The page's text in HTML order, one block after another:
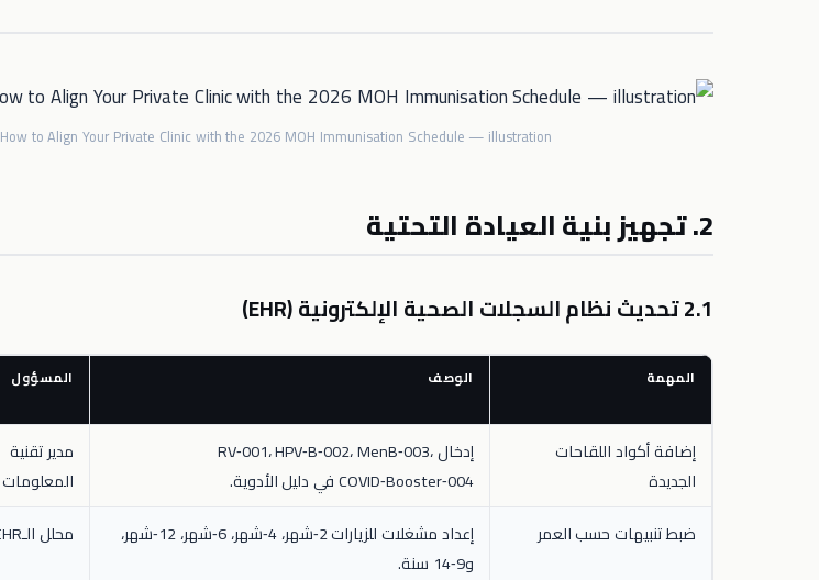
How to Align Your Private Clinic with the 2026 MOH Immunisation Schedule — illustration
2. تجهيز بنية العيادة التحتية
2.1 تحديث نظام السجلات الصحية الإلكترونية (EHR)
المهمة الوصف المسؤول
إضافة أكواد اللقاحات
الجديدة
إدخال RV‑001، HPV‑B‑002، MenB‑003،
COVID‑Booster‑004 في دليل الأدوية.
مدير تقنية
المعلومات
ضبط تنبيهات حسب العمر
إعداد مشغلات للزيارات 2‑شهر، 4‑شهر، 6‑شهر، 12‑شهر،
و9‑14 سنة.
محلل الـEHR